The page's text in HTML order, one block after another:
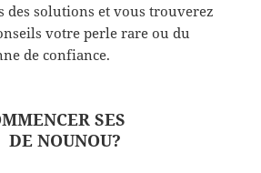
des solutions et vous trouverez
votre perle rare ou du
de confiance.
SES
DE NOUNOU?